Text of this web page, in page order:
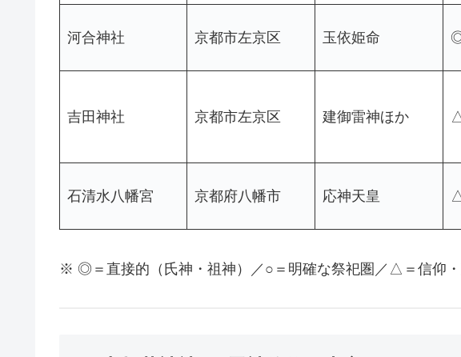
河合神社 京都市左京区 玉依姫命
吉田神社 京都市左京区 建御雷神ほか
石清水八幡宮 京都府八幡市 応神天皇
※ ◎＝直接的（氏神・祖神）／○＝明確な祭祀圏／△＝信仰